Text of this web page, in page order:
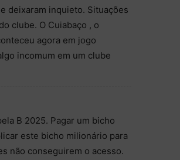
deixaram inquieto. Situações
clube. O Cuiabaço , o
agora em jogo
incomum em um clube
B 2025. Pagar um bicho
este bicho milionário para
não conseguirem o acesso.